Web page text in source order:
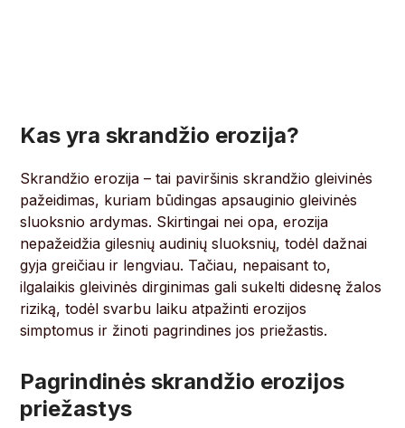
Kas yra skrandžio erozija?
Skrandžio erozija – tai paviršinis skrandžio gleivinės
pažeidimas, kuriam būdingas apsauginio gleivinės
sluoksnio ardymas. Skirtingai nei opa, erozija
nepažeidžia gilesnių audinių sluoksnių, todėl dažnai
gyja greičiau ir lengviau. Tačiau, nepaisant to,
ilgalaikis gleivinės dirginimas gali sukelti didesnę žalos
riziką, todėl svarbu laiku atpažinti erozijos
simptomus ir žinoti pagrindines jos priežastis.
Pagrindinės skrandžio erozijos
priežastys